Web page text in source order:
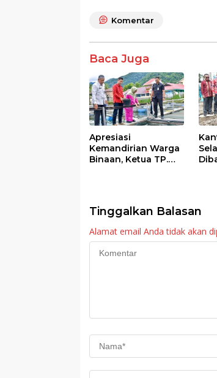
e
o
o
k
itt
p
p
Komentar
Baca Juga
Apresiasi
Kemandirian Warga
Binaan, Ketua TP.
Tinggalkan Balasan
Alamat email Anda tidak akan